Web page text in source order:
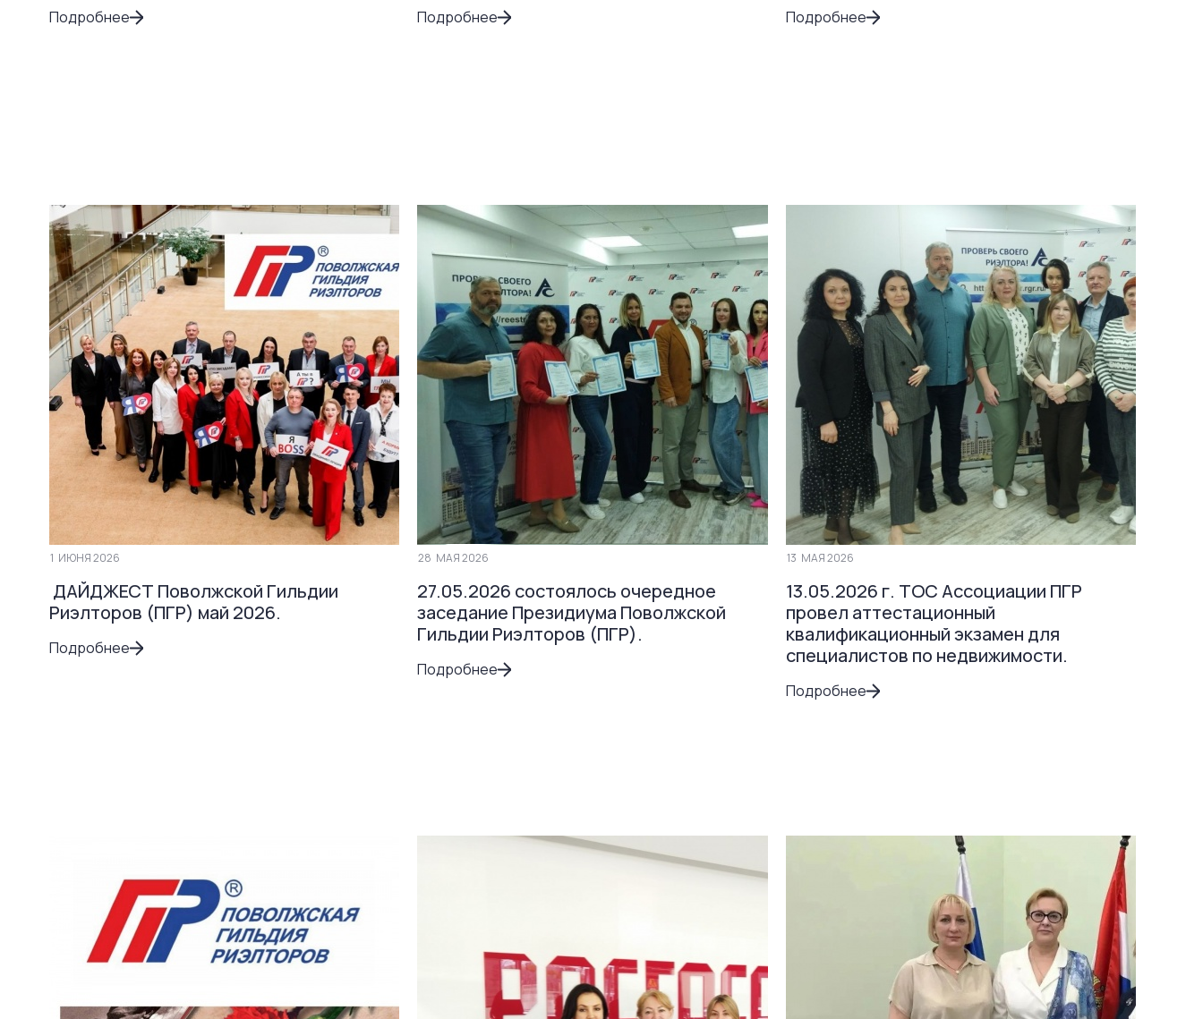
Подробнее Подробнее Подробнее
1 ИЮНЯ 2026
ДАЙДЖЕСТ Поволжской Гильдии
Риэлторов (ПГР) май 2026.
Подробнее
28 МАЯ 2026
27.05.2026 состоялось очередное
заседание Президиума Поволжской
Гильдии Риэлторов (ПГР).
Подробнее
13 МАЯ 2026
13.05.2026 г. ТОС Ассоциации ПГР
провел аттестационный
квалификационный экзамен для
специалистов по недвижимости.
Подробнее